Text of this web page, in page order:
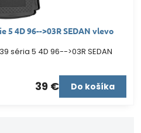
5 4D 96-->03R SEDAN vlevo
séria 5 4D 96-->03R SEDAN
39 € Do košíka